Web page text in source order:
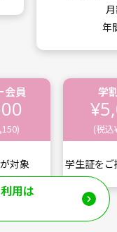
年
会員
対象
学
(税込
学生証を
用は